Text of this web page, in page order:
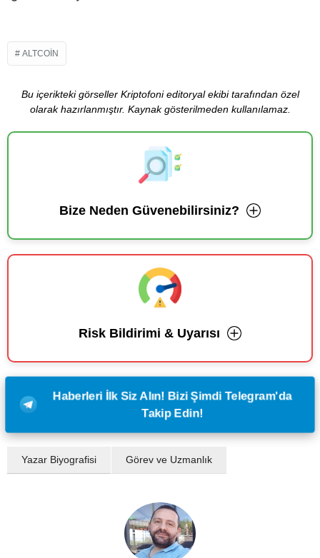
ALTCOIN
Bu içerikteki görseller Kriptofoni editoryal ekibi tarafından özel
olarak hazırlanmıştır. Kaynak gösterilmeden kullanılamaz.
Bize Neden Güvenebilirsiniz?
Risk Bildirimi & Uyarısı
Haberleri İlk Siz Alın! Bizi Şimdi Telegram'da
Takip Edin!
Yazar Biyografisi Görev ve Uzmanlık